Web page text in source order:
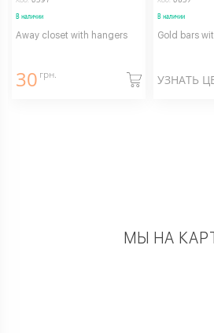
В наличии
Away closet with hangers
30 грн.
В наличии
Gold bars
УЗНАТЬ
МЫ НА